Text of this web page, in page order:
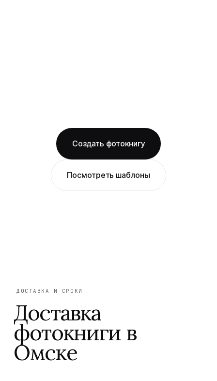
Создать фотокнигу
Посмотреть шаблоны
ДОСТАВКА И СРОКИ
Доставка
фотокниги в
Омске